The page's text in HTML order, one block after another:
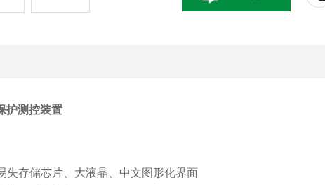
护测控装置
失存储芯片、大液晶、中文图形化界面